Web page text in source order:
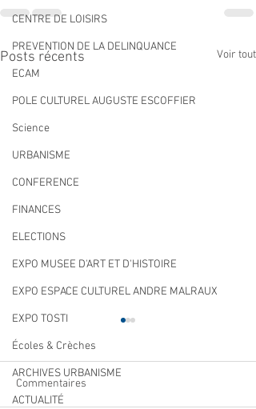
CENTRE DE LOISIRS
PREVENTION DE LA DELINQUANCE
ECAM
POLE CULTUREL AUGUSTE ESCOFFIER
Science
URBANISME
CONFERENCE
FINANCES
ELECTIONS
EXPO MUSEE D'ART ET D'HISTOIRE
EXPO ESPACE CULTUREL ANDRE MALRAUX
EXPO TOSTI
Écoles & Crèches
ARCHIVES URBANISME
ACTUALITÉ
Posts récents Voir tout
Commentaires